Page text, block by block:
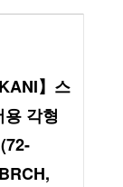
】스
각형